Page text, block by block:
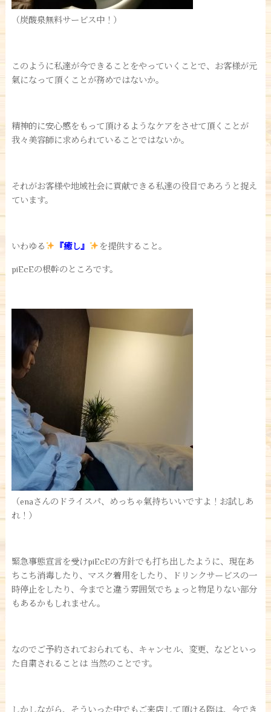
（炭酸泉無料サービス中！）
このように私達が今できることをやっていくことで、お客様が元
氣になって頂くことが務めではないか。
精神的に安心感をもって頂けるようなケアをさせて頂くことが
我々美容師に求められていることではないか。
それがお客様や地域社会に貢献できる私達の役目であろうと捉え
ています。
いわゆる 『癒し』 を提供すること。
piEcEの根幹のところです。
（enaさんのドライスパ、めっちゃ氣持ちいいですよ！お試しあ
れ！）
緊急事態宣言を受けpiEcEの方針でも打ち出したように、現在あ
ちこち消毒したり、マスク着用をしたり、ドリンクサービスの一
時停止をしたり、今までと違う雰囲気でちょっと物足りない部分
もあるかもしれません。
なのでご予約されておられても、キャンセル、変更、などといっ
た自粛されることは 当然のことです。
しかしながら、そういった中でもご来店して頂ける際は、今でき